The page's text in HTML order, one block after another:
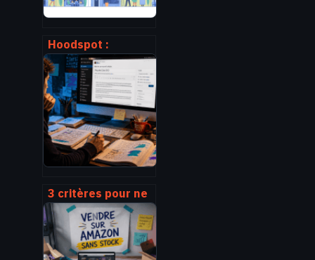
Hoodspot :
comment utiliser
la plateforme pour
trouver et faire
connaître un lieu
3 critères pour ne
plus jamais se
tromper de mot-
clé